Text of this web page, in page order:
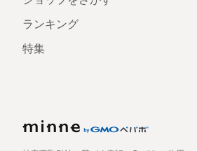
ランキング
特集